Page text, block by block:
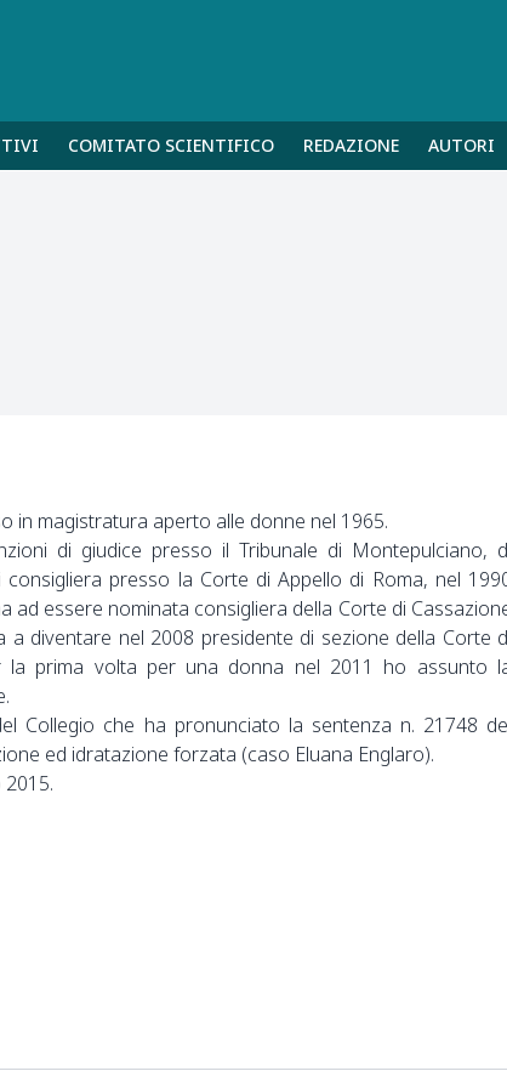
COMITATO SCIENTIFICO REDAZIONE AUTORI
in magistratura aperto alle donne nel 1965.
di giudice presso il Tribunale di Montepulciano,
presso la Corte di Appello di Roma, nel
ad essere nominata consigliera della Corte di
a diventare nel 2008 presidente di sezione della Corte
la prima volta per una donna nel 2011 ho assunto
Collegio che ha pronunciato la sentenza n. 21748
ed idratazione forzata (caso Eluana Englaro).